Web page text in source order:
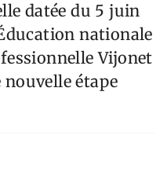
datée du 5 juin
nationale
Vijonet
étape